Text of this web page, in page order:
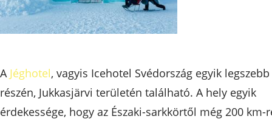
A Jéghotel, vagyis Icehotel Svédország egyik legszebb
részén, Jukkasjärvi területén található. A hely egyik
érdekessége, hogy az Északi-sarkkörtől még 200 km-